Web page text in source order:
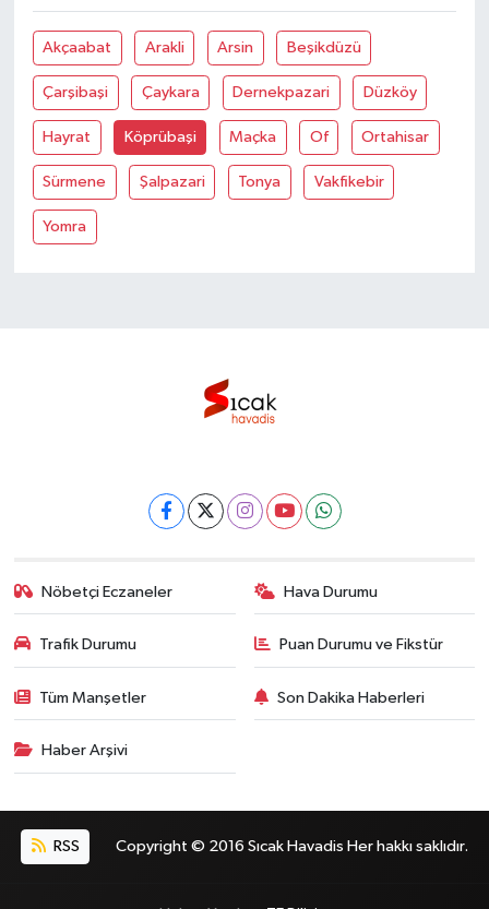
Akçaabat Arakli Arsin Beşikdüzü
Çarşibaşi Çaykara Dernekpazari Düzköy
Hayrat Köprübaşi Maçka Of Ortahisar
Sürmene Şalpazari Tonya Vakfikebir
Yomra
Nöbetçi Eczaneler Hava Durumu
Trafik Durumu Puan Durumu ve Fikstür
Tüm Manşetler Son Dakika Haberleri
Haber Arşivi
RSS Copyright © 2016 Sıcak Havadis Her hakkı saklıdır.